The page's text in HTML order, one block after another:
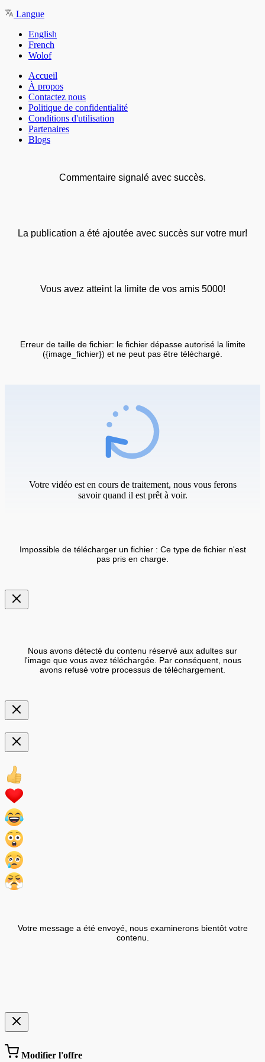
Langue
English
French
Wolof
Accueil
À propos
Contactez nous
Politique de confidentialité
Conditions d'utilisation
Partenaires
Blogs
Commentaire signalé avec succès.
La publication a été ajoutée avec succès sur votre mur!
Vous avez atteint la limite de vos amis 5000!
Erreur de taille de fichier: le fichier dépasse autorisé la limite
({image_fichier}) et ne peut pas être téléchargé.
Votre vidéo est en cours de traitement, nous vous ferons
savoir quand il est prêt à voir.
Impossible de télécharger un fichier : Ce type de fichier n'est
pas pris en charge.
Nous avons détecté du contenu réservé aux adultes sur
l'image que vous avez téléchargée. Par conséquent, nous
avons refusé votre processus de téléchargement.
Votre message a été envoyé, nous examinerons bientôt votre
contenu.
Modifier l'offre